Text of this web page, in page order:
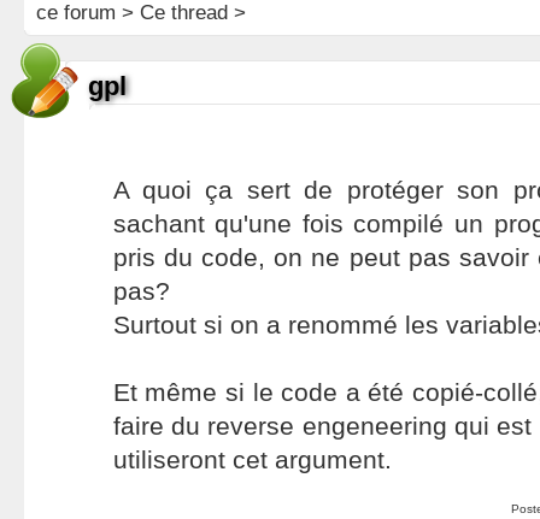
ce forum > Ce thread >
gpl
A quoi ça sert de protéger son
sachant qu'une fois compilé un
pris du code, on ne peut pas
pas?
Surtout si on a renommé les
Et même si le code a été copié-
faire du reverse engeneering qui
utiliseront cet argument.